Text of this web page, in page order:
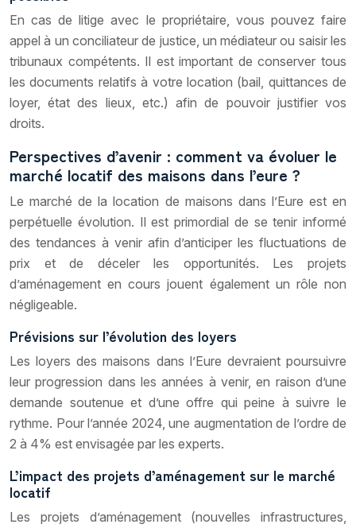
En cas de litige avec le propriétaire, vous pouvez faire
appel à un conciliateur de justice, un médiateur ou saisir les
tribunaux compétents. Il est important de conserver tous
les documents relatifs à votre location (bail, quittances de
loyer, état des lieux, etc.) afin de pouvoir justifier vos
droits.
Perspectives d’avenir : comment va évoluer le
marché locatif des maisons dans l’eure ?
Le marché de la location de maisons dans l’Eure est en
perpétuelle évolution. Il est primordial de se tenir informé
des tendances à venir afin d’anticiper les fluctuations de
prix et de déceler les opportunités. Les projets
d’aménagement en cours jouent également un rôle non
négligeable.
Prévisions sur l’évolution des loyers
Les loyers des maisons dans l’Eure devraient poursuivre
leur progression dans les années à venir, en raison d’une
demande soutenue et d’une offre qui peine à suivre le
rythme. Pour l’année 2024, une augmentation de l’ordre de
2 à 4% est envisagée par les experts.
L’impact des projets d’aménagement sur le marché
locatif
Les projets d’aménagement (nouvelles infrastructures,